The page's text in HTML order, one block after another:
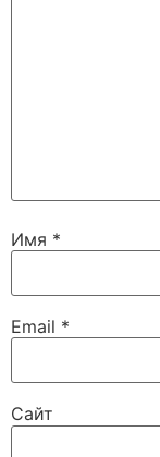
Имя *
Email *
Сайт